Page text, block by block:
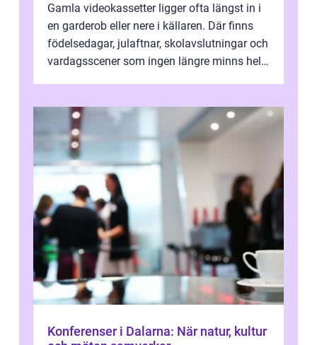
Gamla videokassetter ligger ofta längst in i
en garderob eller nere i källaren. Där finns
födelsedagar, julaftnar, skolavslutningar och
vardagsscener som ingen längre minns helt.
Konferenser i Dalarna: När natur, kultur